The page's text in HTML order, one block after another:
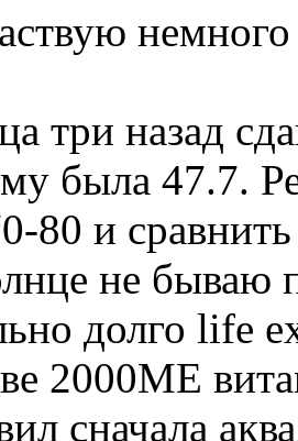
три назад
была 47.7.
80 и
не бываю
долго life
2000ME
сначала